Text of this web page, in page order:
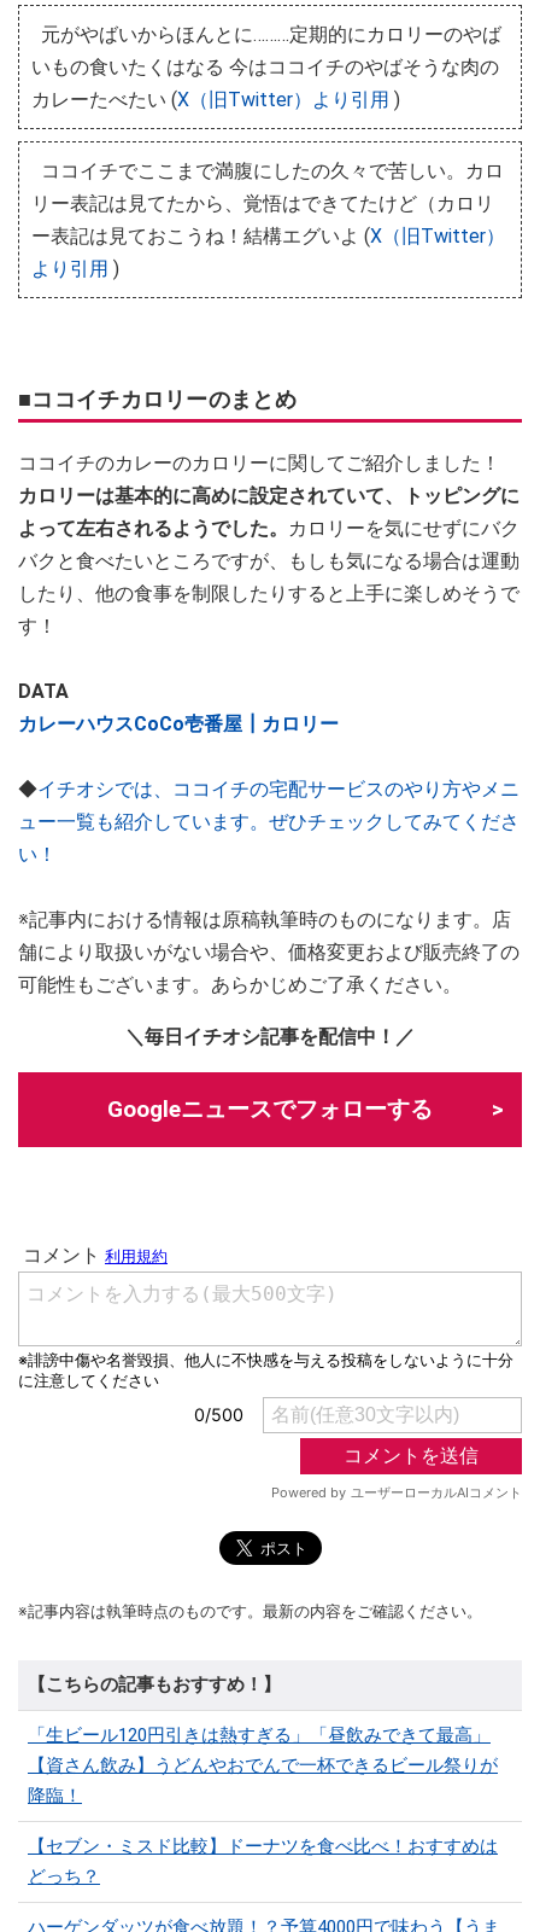
元がやばいからほんとに………定期的にカロリーのやば
いもの食いたくはなる 今はココイチのやばそうな肉の
カレーたべたい (X（旧Twitter）より引用 )
ココイチでここまで満腹にしたの久々で苦しい。カロ
リー表記は見てたから、覚悟はできてたけど（カロリ
ー表記は見ておこうね！結構エグいよ (X（旧Twitter）
より引用 )
■ココイチカロリーのまとめ
ココイチのカレーのカロリーに関してご紹介しました！
カロリーは基本的に高めに設定されていて、トッピングに
よって左右されるようでした。
カロリーを気にせずにバク
バクと食べたいところですが、もしも気になる場合は運動
したり、他の食事を制限したりすると上手に楽しめそうで
す！
DATA
カレーハウスCoCo壱番屋┃カロリー
◆イチオシでは、ココイチの宅配サービスのやり方やメニ
ュー一覧も紹介しています。ぜひチェックしてみてくださ
い！
※記事内における情報は原稿執筆時のものになります。店
舗により取扱いがない場合や、価格変更および販売終了の
可能性もございます。あらかじめご了承ください。
＼毎日イチオシ記事を配信中！／
Googleニュースでフォローする
※記事内容は執筆時点のものです。最新の内容をご確認ください。
【こちらの記事もおすすめ！】
「生ビール120円引きは熱すぎる」「昼飲みできて最高」
【資さん飲み】うどんやおでんで一杯できるビール祭りが
降臨！
【セブン・ミスド比較】ドーナツを食べ比べ！おすすめは
どっち？
ハーゲンダッツが食べ放題！？予算4000円で味わう【うま